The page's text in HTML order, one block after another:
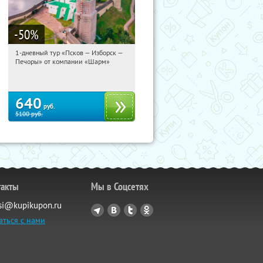
-50%
10:40:45 Купили:12
1-дневный тур «Псков — Изборск —
Печоры» от компании «Шарм»
640 руб.
5100руб.
с нами
Мы в Соцсетях